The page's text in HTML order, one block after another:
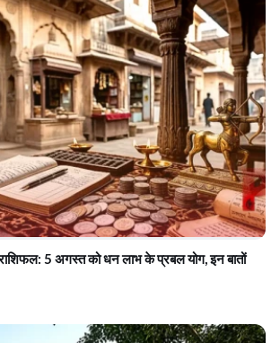
5 अगस्त को धन लाभ के प्रबल योग, इन बातों